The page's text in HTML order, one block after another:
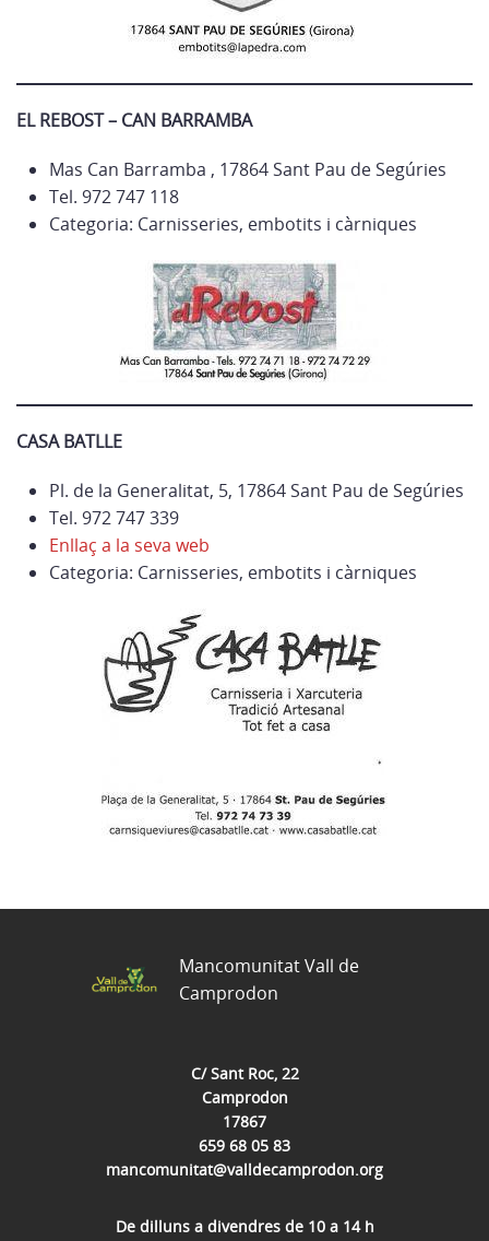
EL REBOST – CAN BARRAMBA
Mas Can Barramba , 17864 Sant Pau de Segúries
Tel. 972 747 118
Categoria: Carnisseries, embotits i càrniques
CASA BATLLE
Pl. de la Generalitat, 5, 17864 Sant Pau de Segúries
Tel. 972 747 339
Enllaç a la seva web
Categoria: Carnisseries, embotits i càrniques
C/ Sant Roc, 22
Camprodon
17867
659 68 05 83
mancomunitat@valldecamprodon.org
De dilluns a divendres de 10 a 14 h
Mancomunitat Vall de
Camprodon